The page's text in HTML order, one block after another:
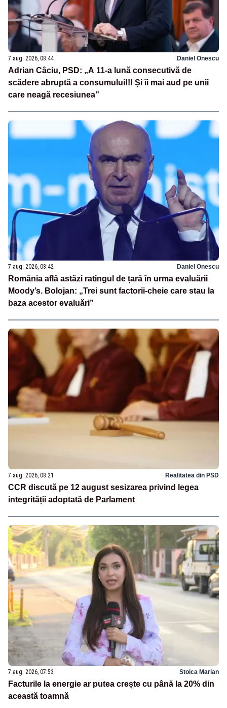
7 aug. 2026, 08:44 Daniel Onescu
Adrian Câciu, PSD: „A 11-a lună consecutivă de
scădere abruptă a consumului!!! Și îi mai aud pe unii
care neagă recesiunea”
7 aug. 2026, 08:42 Daniel Onescu
România află astăzi ratingul de țară în urma evaluării
Moody’s. Bolojan: „Trei sunt factorii-cheie care stau la
baza acestor evaluări”
7 aug. 2026, 08:21 Realitatea din PSD
CCR discută pe 12 august sesizarea privind legea
integrității adoptată de Parlament
7 aug. 2026, 07:53 Stoica Marian
Facturile la energie ar putea crește cu până la 20% din
această toamnă